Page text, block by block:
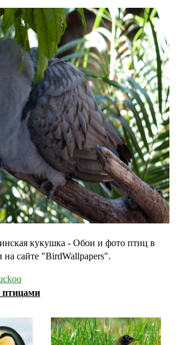
кукушка - Обои и фото птиц в
сайте "BirdWallpapers".
птицами